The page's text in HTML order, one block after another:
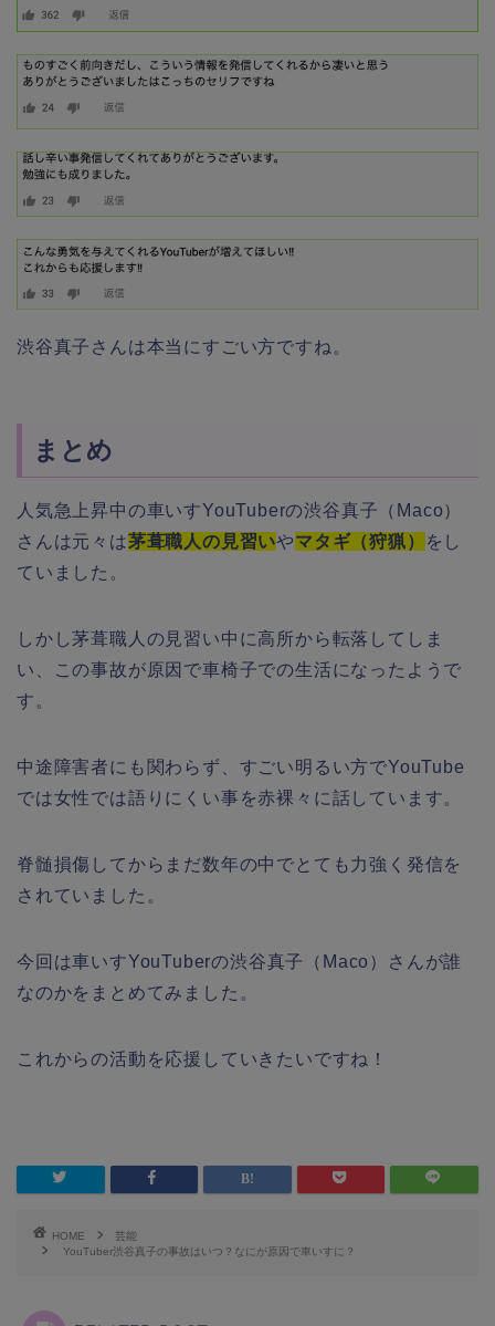
渋谷真子さんは本当にすごい方ですね。
まとめ
人気急上昇中の車いすYouTuberの渋谷真子（Maco）
さんは元々は茅葺職人の見習いやマタギ（狩猟）
をし
ていました。
しかし茅葺職人の見習い中に高所から転落してしま
い、この事故が原因で車椅子での生活になったようで
す。
中途障害者にも関わらず、すごい明るい方でYouTube
では女性では語りにくい事を赤裸々に話しています。
脊髄損傷してからまだ数年の中でとても力強く発信を
されていました。
今回は車いすYouTuberの渋谷真子（Maco）さんが誰
なのかをまとめてみました。
これからの活動を応援していきたいですね！
HOME
芸能
YouTuber渋谷真子の事故はいつ？なにが原因で車いすに？